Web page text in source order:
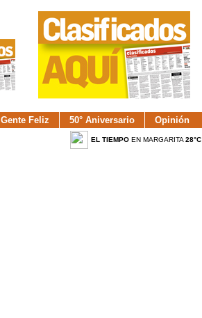
Gente Feliz 50° Aniversario Opinión
EL TIEMPOEN MARGARITA 28°C